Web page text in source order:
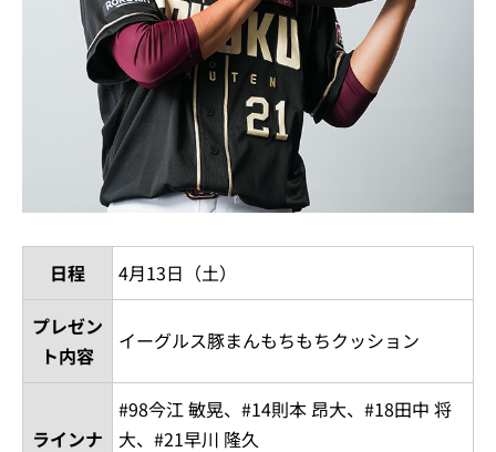
日程
4月13日（土）
プレゼン
ト内容
イーグルス豚まんもちもちクッション
ラインナ
#98今江 敏晃、#14則本 昂大、#18田中 将
大、#21早川 隆久